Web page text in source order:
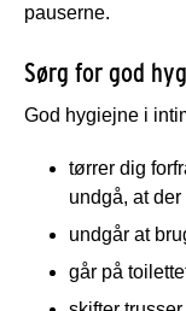
pauserne.
Sørg for god
God hygiejne i
tørrer dig
undgå, at
undgår at
går på